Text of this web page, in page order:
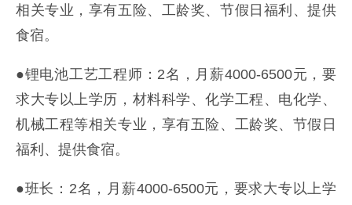
相关专业，享有五险、工龄奖、节假日福利、提供
食宿。
●锂电池工艺工程师：2名，月薪4000-6500元，要
求大专以上学历，材料科学、化学工程、电化学、
机械工程等相关专业，享有五险、工龄奖、节假日
福利、提供食宿。
●班长：2名，月薪4000-6500元，要求大专以上学